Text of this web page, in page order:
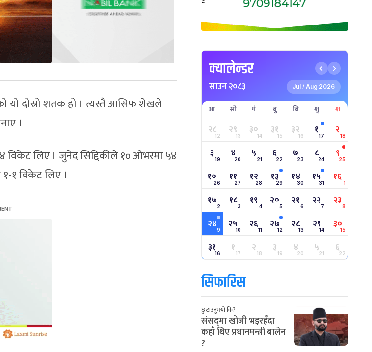
यो दोस्रो शतक हो । त्यस्तै आसिफ शेखले
।
लिए । जुनेद सिद्दिकीले १० ओभरमा ५४
१ विकेट लिए ।
क्यालेन्डर
साउन २०८३ Jul / Aug 2026
आ सो मं बु बि शु श
२८12 २९13 ३०14 ३१15 ३२16 १17 २18
३ 19 ४20 ५ 21 ६22 ७23 ८24 ९25
१०26 ११27 १२28 १३29 १४30 १५31 १६ 1
१७2 १८3 १९ 4 २०5 २१6 २२7 २३8
२४9 २५10 २६11 २७12 २८13 २९14 ३०15
३१16 १17 २18 ३19 ४20 ५21 ६22
सिफारिस
छुटाउनुभयो कि?
संसद्‌मा खोजी भइरहँदा
कहाँ थिए प्रधानमन्त्री बालेन
?